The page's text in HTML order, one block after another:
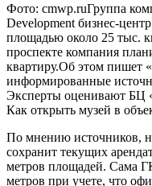
Фото: cmwp.ruГруппа
Development бизнес-
площадью около 25 тыс.
проспекте компания
квартиру.Об этом пишет
информированные
Эксперты оценивают БЦ
Как открыть музей в
По мнению источников,
сохранит текущих
метров площадей. Сама
метров при учете, что